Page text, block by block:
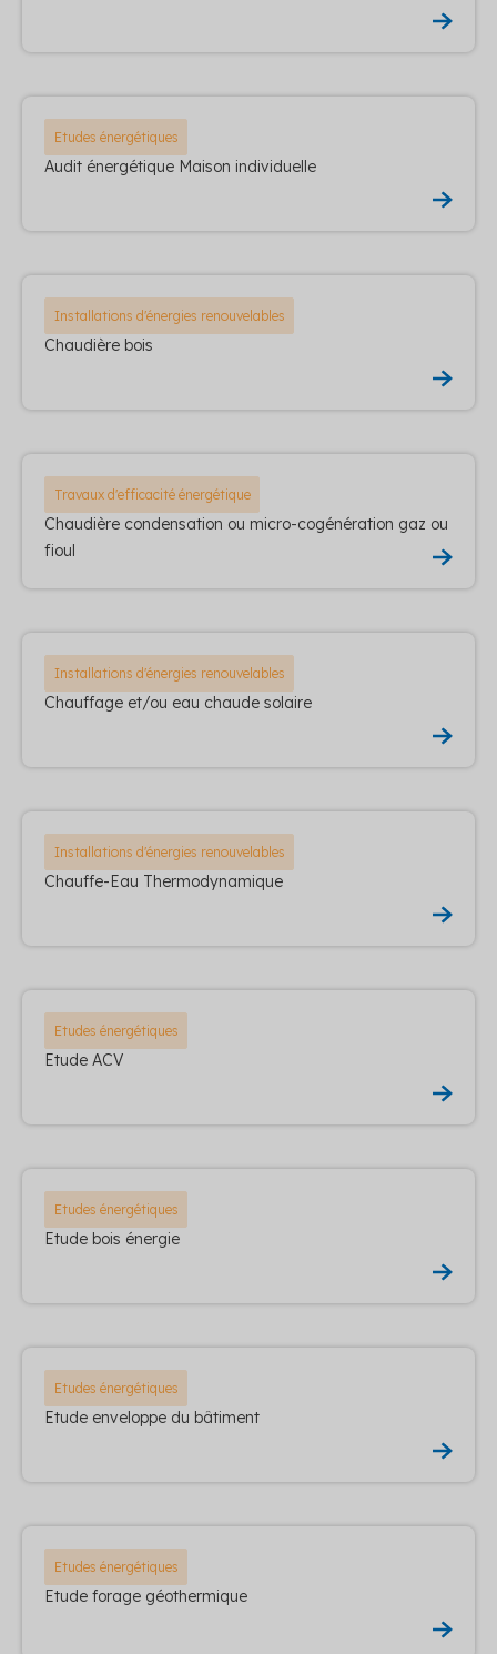
Etudes énergétiques
Audit énergétique Maison individuelle
Installations d'énergies renouvelables
Chaudière bois
Travaux d'efficacité énergétique
Chaudière condensation ou micro-cogénération gaz ou
fioul
Installations d'énergies renouvelables
Chauffage et/ou eau chaude solaire
Installations d'énergies renouvelables
Chauffe-Eau Thermodynamique
Etudes énergétiques
Etude ACV
Etudes énergétiques
Etude bois énergie
Etudes énergétiques
Etude enveloppe du bâtiment
Etudes énergétiques
Etude forage géothermique